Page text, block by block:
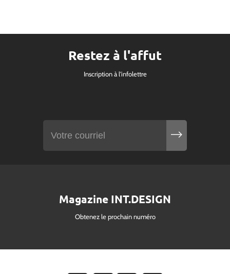
Restez à l'affut
Inscription à l'infolettre
Magazine INT.DESIGN
Obtenez le prochain numéro